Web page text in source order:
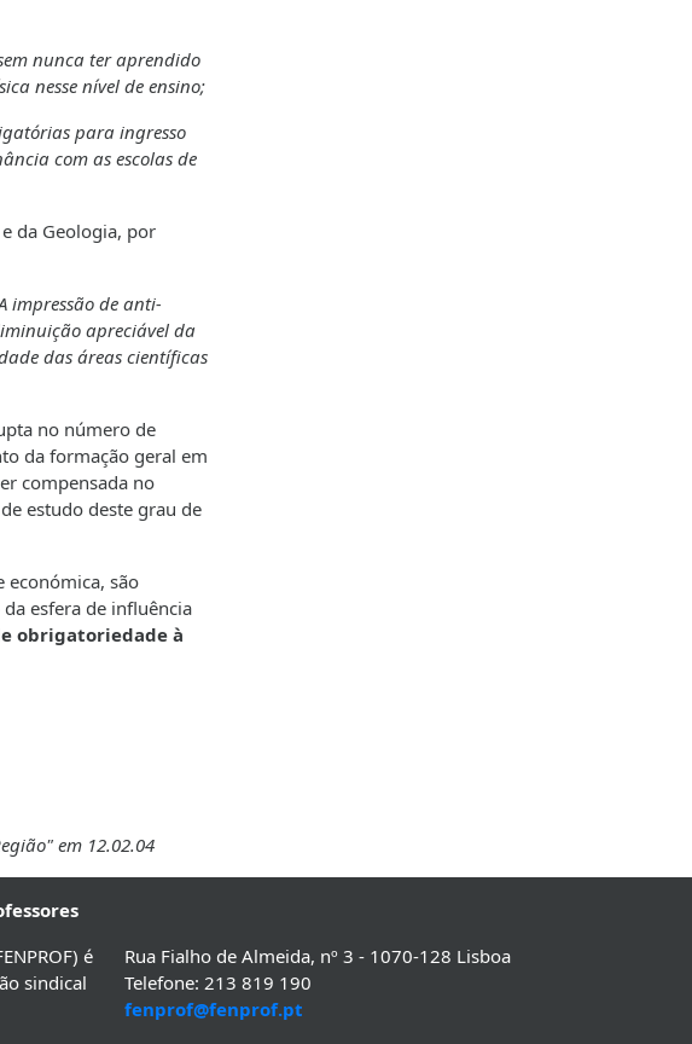
nunca ter aprendido
nesse nível de ensino;
para ingresso
com as escolas de
da Geologia, por
impressão de anti-
apreciável da
das áreas científicas
no número de
da formação geral em
compensada no
estudo deste grau de
económica, são
esfera de influência
obrigatoriedade à
em 12.02.04
é
sindical
Rua Fialho de Almeida, nº 3 - 1070-128 Lisboa
Telefone: 213 819 190
fenprof@fenprof.pt